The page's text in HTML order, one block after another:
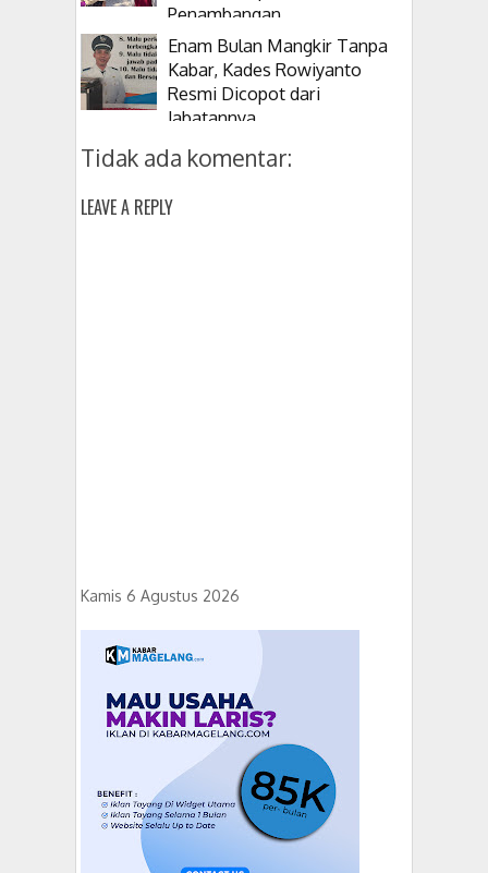
Penambangan
Enam Bulan Mangkir Tanpa
Kabar, Kades Rowiyanto
Resmi Dicopot dari
Jabatannya
Tidak ada komentar:
LEAVE A REPLY
Kamis 6 Agustus 2026